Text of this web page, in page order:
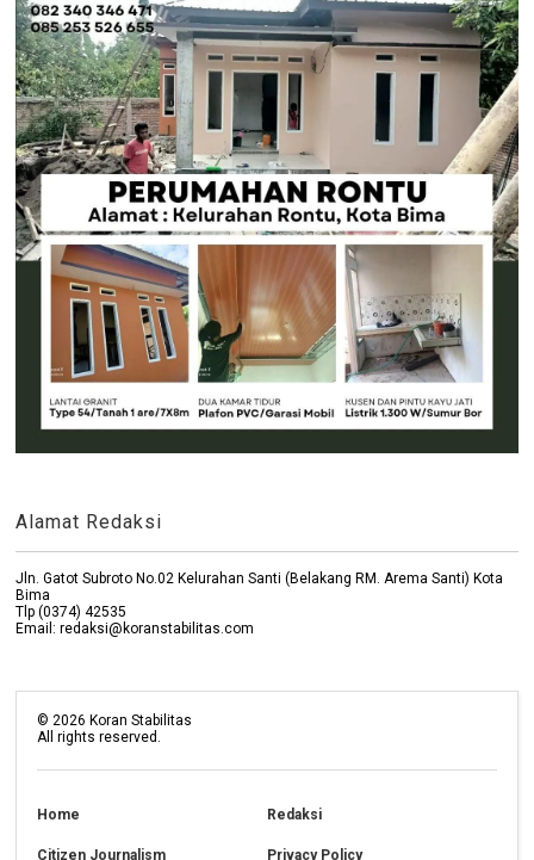
Alamat Redaksi
Jln. Gatot Subroto No.02 Kelurahan Santi (Belakang RM. Arema Santi) Kota
Bima
Tlp (0374) 42535
Email: redaksi@koranstabilitas.com
©2026 Koran Stabilitas
All rights reserved.
Home Redaksi
Citizen Journalism Privacy Policy